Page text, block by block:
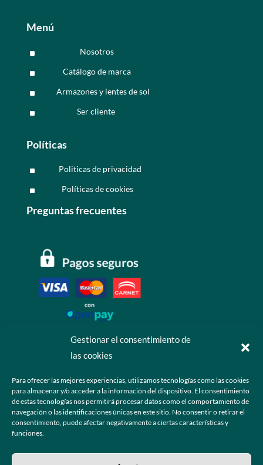
Gestionar el consentimiento de
las cookies
Para ofrecer las mejores experiencias, utilizamos tecnologías como las cookies
para almacenar y/o acceder a la información del dispositivo. El consentimiento
de estas tecnologías nos permitirá procesar datos como el comportamiento de
navegación o las identificaciones únicas en este sitio. No consentir o retirar el
consentimiento, puede afectar negativamente a ciertas características y
funciones.
Menú
^ Nosotros
^ Catálogo de marca
^ Armazones y lentes de sol
^ Ser cliente
Políticas
^ Politicas de privacidad
^ Políticas de cookies
Preguntas frecuentes
 +52 55 6173 7725 (Ventas)
 hola@grupo-omk.com
© 2025 Grupo OMK – Todos los derechos reservados